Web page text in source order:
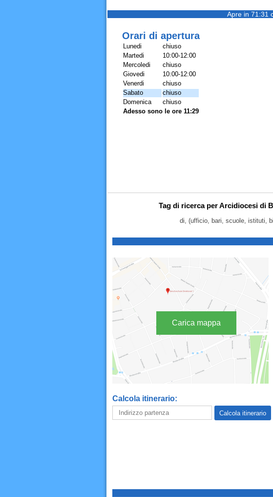
Apre in 71:31
Orari di apertura
Lunedi
chiuso
Martedi
10:00-12:00
Mercoledi
chiuso
Giovedi
10:00-12:00
Venerdi
chiuso
Sabato
chiuso
Domenica
chiuso
Adesso sono le ore 11:29
Tag di ricerca per Arcidiocesi di
di, (ufficio, bari, scuole, istituti,
Carica mappa
Calcola itinerario: